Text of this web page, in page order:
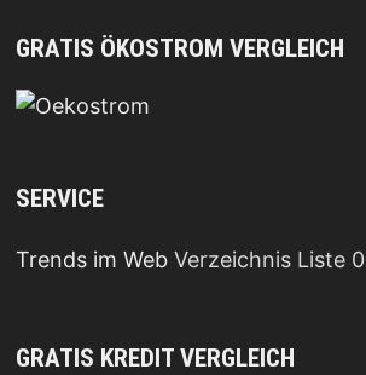
GRATIS ÖKOSTROM VERGLEICH
SERVICE
Trends im WebVerzeichnis Liste 0
GRATIS KREDIT VERGLEICH